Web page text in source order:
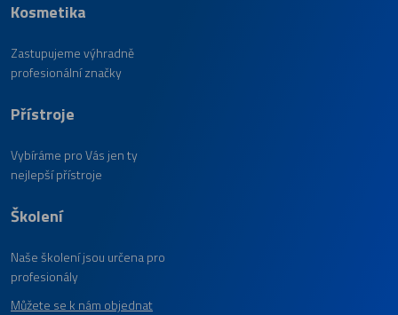
Kosmetika
Zastupujeme výhradně
profesionální značky
Přístroje
Vybíráme pro Vás jen ty
nejlepší přístroje
Školení
Naše školení jsou určena pro
profesionály
Můžete se k nám objednat